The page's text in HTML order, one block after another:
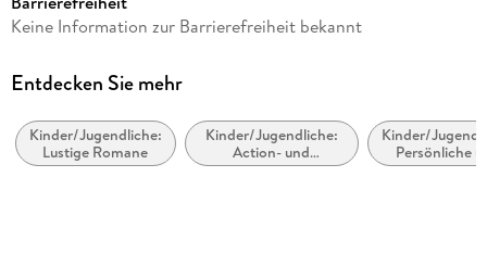
Dateigröße
Laufzeit
Altersempfehlung
von 4 bis 99 Jahren
Keine Information zur Barrierefreiheit bekannt
Entdecken Sie mehr
Kinder/Jugendliche:
Lustige Romane
Kinder/Jugendliche:
Action- und
Abenteuergeschichten
Kinder/
Persönliche
soziale